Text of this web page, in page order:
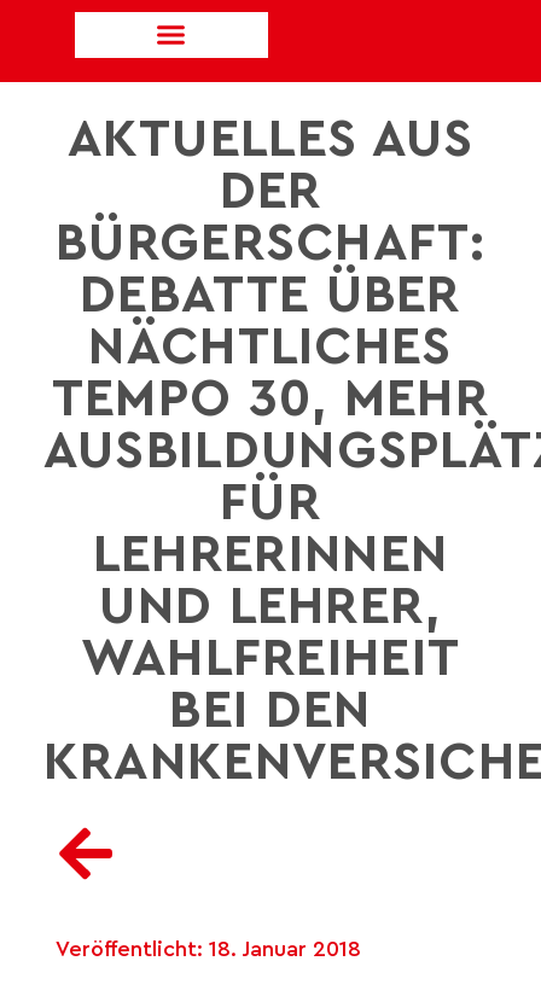
AKTUELLES AUS
DER
BÜRGERSCHAFT:
DEBATTE ÜBER
NÄCHTLICHES
TEMPO 30, MEHR
FÜR
LEHRERINNEN
UND LEHRER,
WAHLFREIHEIT
BEI DEN
Veröffentlicht: 18. Januar 2018